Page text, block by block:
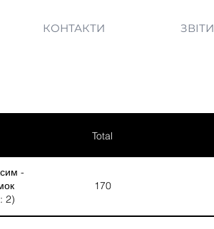
КОНТАКТИ ЗВІТИ
Total
-
2)
170